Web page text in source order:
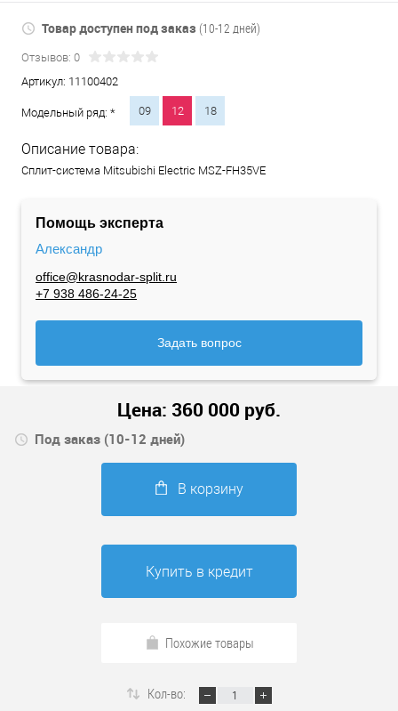
Товар доступен под заказ (10-12 дней)
Отзывов: 0
Артикул: 11100402
Модельный ряд: * 09 12 18
Описание товара:
Сплит-система Mitsubishi Electric MSZ-FH35VE
Помощь эксперта
Александр
office@krasnodar-split.ru
+7 938 486-24-25
Задать вопрос
Цена: 360 000 руб.
Под заказ (10-12 дней)
В корзину
Купить в кредит
Похожие товары
Кол-во: